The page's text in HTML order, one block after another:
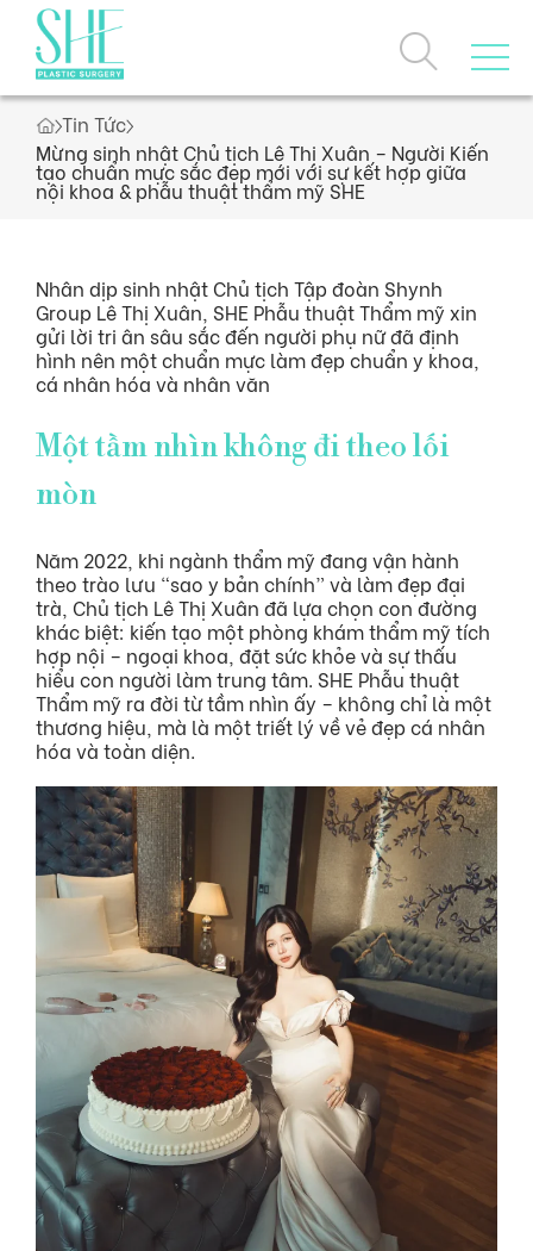
Trang chủ
Câu chuyện thương hiệu
Dịch vụ
Dịch vụ nổi bật
Danh sách dịch vụ
Giải thưởng, chứng nhận
Ưu đãi
Hỗ trợ khách hàng
Tin Tức
Liên hệ
Tin Tức
Mừng sinh nhật Chủ tịch Lê Thị Xuân – Người Kiến
tạo chuẩn mực sắc đẹp mới với sự kết hợp giữa
nội khoa & phẫu thuật thẩm mỹ SHE
Nhân dịp sinh nhật Chủ tịch Tập đoàn Shynh
Group Lê Thị Xuân, SHE Phẫu thuật Thẩm mỹ xin
gửi lời tri ân sâu sắc đến người phụ nữ đã định
hình nên một chuẩn mực làm đẹp chuẩn y khoa,
cá nhân hóa và nhân văn
Một tầm nhìn không đi theo lối
mòn
Năm 2022, khi ngành thẩm mỹ đang vận hành
theo trào lưu “sao y bản chính” và làm đẹp đại
trà, Chủ tịch Lê Thị Xuân đã lựa chọn con đường
khác biệt: kiến tạo một phòng khám thẩm mỹ tích
hợp nội – ngoại khoa, đặt sức khỏe và sự thấu
hiểu con người làm trung tâm. SHE Phẫu thuật
Thẩm mỹ ra đời từ tầm nhìn ấy – không chỉ là một
thương hiệu, mà là một triết lý về vẻ đẹp cá nhân
hóa và toàn diện.